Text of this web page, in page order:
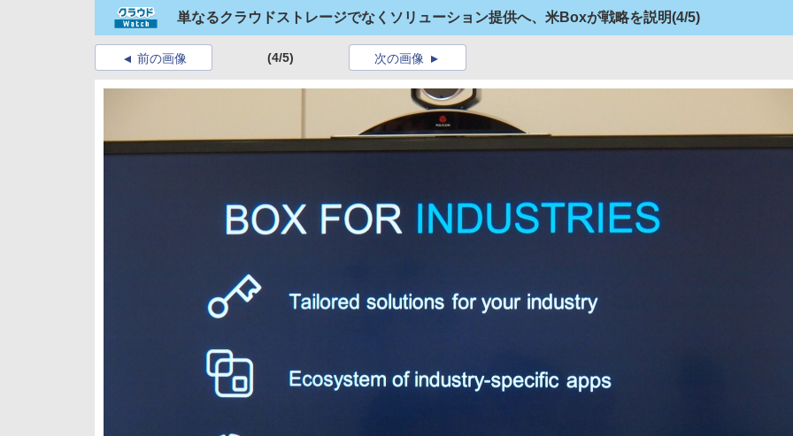
単なるクラウドストレージでなくソリューション提供へ、米Boxが戦略を説明(4/5)
前の画像 (4/5) 次の画像